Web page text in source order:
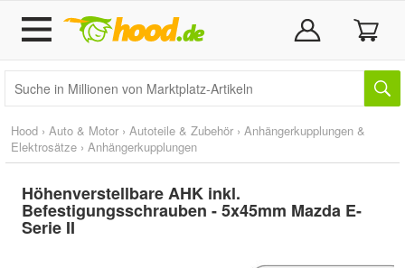
Hood › Auto & Motor › Autoteile & Zubehör › Anhängerkupplungen &
Elektrosätze › Anhängerkupplungen
Höhenverstellbare AHK inkl.
Befestigungsschrauben - 5x45mm Mazda E-
Serie II